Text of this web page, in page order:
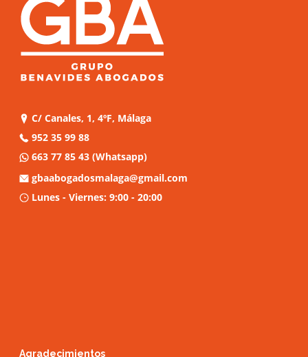
C/ Canales, 1, 4ºF, Málaga
952 35 99 88
663 77 85 43 (Whatsapp)
gbaabogadosmalaga@gmail.com
Lunes - Viernes: 9:00 - 20:00
Agradecimientos